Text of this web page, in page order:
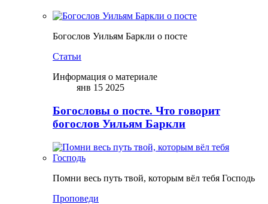
Богослов Уильям Баркли о посте
Статьи
Информация о материале
янв 15 2025
Богословы о посте. Что говорит
богослов Уильям Баркли
Помни весь путь твой, которым вёл тебя Господь
Проповеди